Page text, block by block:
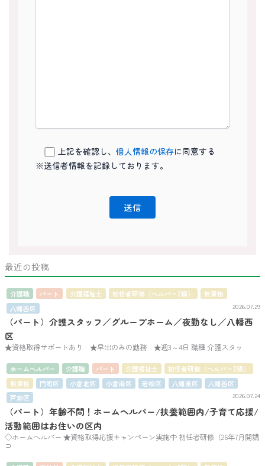
上記を確認し、個人情報の保存に同意する
※送信者情報を記録しております。
最近の投稿
介護職 パート 介護福祉士 初任者研修（ヘルパー2級）
無資格
八幡西区
2026.07.29
（パート）介護スタッフ／グループホーム／夜勤なし／八幡西
区
★資格取得サポートあり ★早出のみの勤務 ★週3～4日 職種 介護スタッ
ホームヘルパー 介護職 パート 介護福祉士
初任者研修（ヘルパー2級）
無資格
門司区 小倉北区 小倉南区 若松区 八幡東区
八幡西区
戸畑区
2026.07.24
（パート）年齢不問！ホームヘルパー/扶養範囲内/子育て応援/
活動範囲はお住いの区内
◇ホームヘルパー ★資格取得応援キャンペーン実施中 初任者研修（26年7月開講
コ